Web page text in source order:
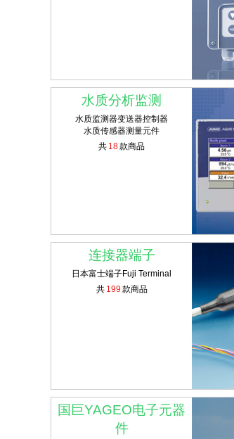
水质分析监测
水质监测器变送器控制器
水质传感器测量元件
共 18款商品
连接器端子
日本富士端子Fuji Terminal
共 199 款商品
国巨YAGEO电子元器
件